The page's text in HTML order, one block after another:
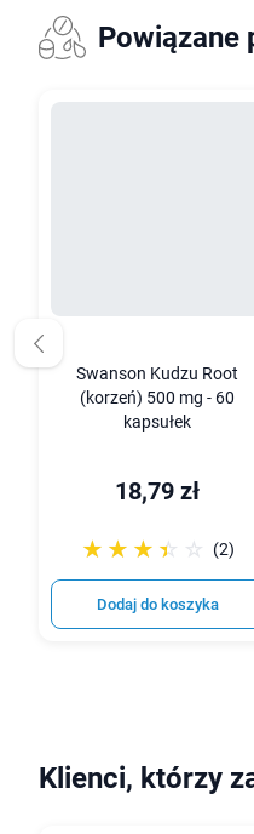
Powiązane
Swanson Kudzu Root
(korzeń) 500 mg - 60
kapsułek
18,79 zł
☆☆☆☆☆
★★★★★ (2)
Dodaj do koszyka
Klienci, którzy